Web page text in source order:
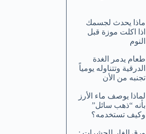
ماذا يحدث لجسمك
اذا اكلت موزة قبل
النوم
طعام يدمر الغدة
الدرقية وتتناوله يومياً
تجنبه من الأن
لماذا يوصف ماء الأرز
بأنه “ذهب سائل”
وكيف تستخدمه؟